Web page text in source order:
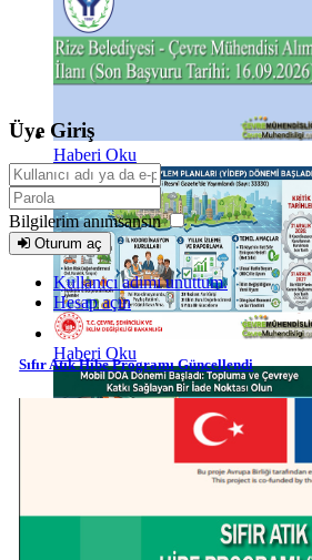
Haberi Oku
Haberi Oku
Üye Giriş
Bilgilerim anımsansın
Oturum aç
Kullanıcı adımı unuttum.
Hesap açın
Sıfır Atık Hibe Programı Güncellendi